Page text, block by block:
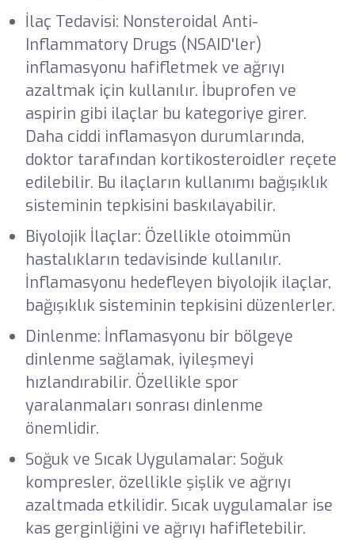
İlaç Tedavisi: Nonsteroidal Anti-
Inflammatory Drugs (NSAID'ler)
inflamasyonu hafifletmek ve ağrıyı
azaltmak için kullanılır. İbuprofen ve
aspirin gibi ilaçlar bu kategoriye girer.
Daha ciddi inflamasyon durumlarında,
doktor tarafından kortikosteroidler reçete
edilebilir. Bu ilaçların kullanımı bağışıklık
sisteminin tepkisini baskılayabilir.
Biyolojik İlaçlar: Özellikle otoimmün
hastalıkların tedavisinde kullanılır.
İnflamasyonu hedefleyen biyolojik ilaçlar,
bağışıklık sisteminin tepkisini düzenlerler.
Dinlenme: İnflamasyonu bir bölgeye
dinlenme sağlamak, iyileşmeyi
hızlandırabilir. Özellikle spor
yaralanmaları sonrası dinlenme
önemlidir.
Soğuk ve Sıcak Uygulamalar: Soğuk
kompresler, özellikle şişlik ve ağrıyı
azaltmada etkilidir. Sıcak uygulamalar ise
kas gerginliğini ve ağrıyı hafifletebilir.